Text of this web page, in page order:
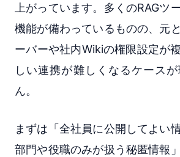
上がっています。多くのRAGツ
機能が備わっているものの、元
ーバーや社内Wikiの権限設定が
しい連携が難しくなるケース
ん。
まずは「全社員に公開してよい
部門や役職のみが扱う秘匿情報